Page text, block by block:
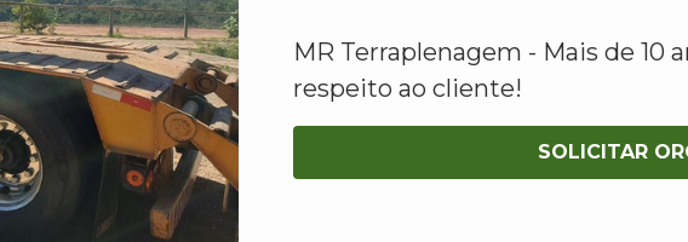
MR Terraplenagem - Mais de 10
respeito ao cliente!
SOLICITAR